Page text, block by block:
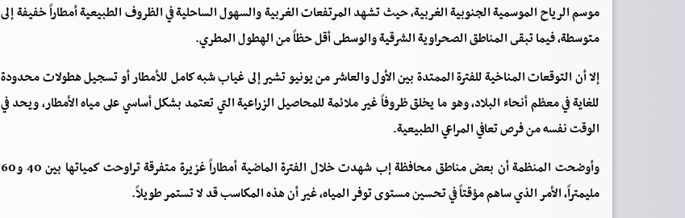
موسم الرياح الموسمية الجنوبية الغربية، حيث تشهد المرتفعات الغربية والسهول الساحلية في الظروف الطبيعية أمطاراً خفيفة إلى
متوسطة، فيما تبقى المناطق الصحراوية الشرقية والوسطى أقل حظاً من الهطول المطري.
إلا أن التوقعات المناخية للفترة الممتدة بين الأول والعاشر من يونيو تشير إلى غياب شبه كامل للأمطار أو تسجيل هطولات محدودة
للغاية في معظم أنحاء البلاد، وهو ما يخلق ظروفاً غير ملائمة للمحاصيل الزراعية التي تعتمد بشكل أساسي على مياه الأمطار، ويحد في
الوقت نفسه من فرص تعافي المراعي الطبيعية.
وأوضحت المنظمة أن بعض مناطق محافظة إب شهدت خلال الفترة الماضية أمطاراً غزيرة متفرقة تراوحت كمياتها بين 40 و60
مليمتراً، الأمر الذي ساهم مؤقتاً في تحسين مستوى توفر المياه، غير أن هذه المكاسب قد لا تستمر طويلاً.